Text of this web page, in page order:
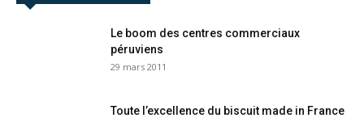
Le boom des centres commerciaux
péruviens
29 mars 2011
Toute l’excellence du biscuit made in France